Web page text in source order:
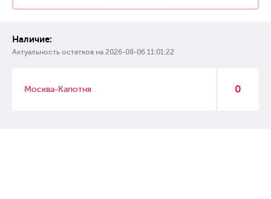
Наличие:
Актуальность остатков на 2026-08-06 11:01:22
Москва-Капотня 0